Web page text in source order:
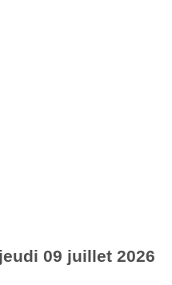
09 juillet 2026